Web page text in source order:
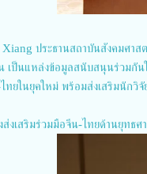
ประธานสถาบันสังคมศาส
น เป็นแหล่งข้อมูลสนับสนุนร่วมกั
ทยในยุคใหม่ พร้อมส่งเสริมนักวิ
ส่งเสริมร่วมมือจีน-ไทยด้านยุทธศ